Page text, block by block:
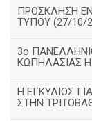
ΠΡΟΣΚΛΗΣΗ
ΤΥΠΟΥ (27/10/
3ο
ΚΩΠΗΛΑΣΙΑΣ
Η ΕΓΚΥΛΙΟΣ
ΣΤΗΝ